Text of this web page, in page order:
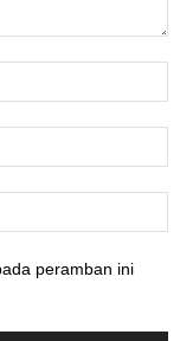
peramban ini